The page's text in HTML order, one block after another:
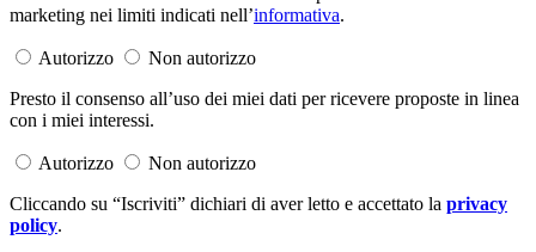
marketing nei limiti indicati nell’informativa.
Autorizzo
Non autorizzo
Presto il consenso all’uso dei miei dati per ricevere proposte in linea
con i miei interessi.
Autorizzo
Non autorizzo
Cliccando su “Iscriviti” dichiari di aver letto e accettato la privacy
policy.